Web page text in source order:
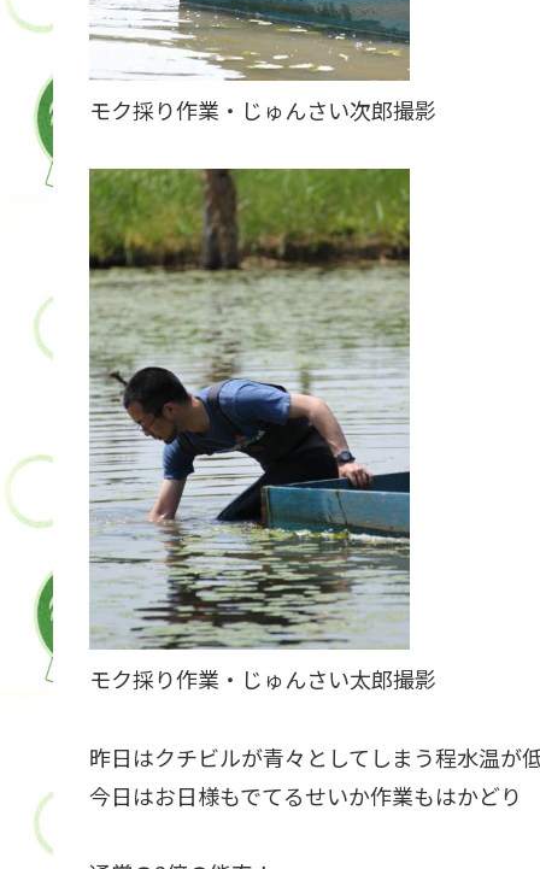
モク採り作業・じゅんさい次郎撮影
モク採り作業・じゅんさい太郎撮影
昨日はクチビルが青々としてしまう程水温が
今日はお日様もでてるせいか作業もはかどり